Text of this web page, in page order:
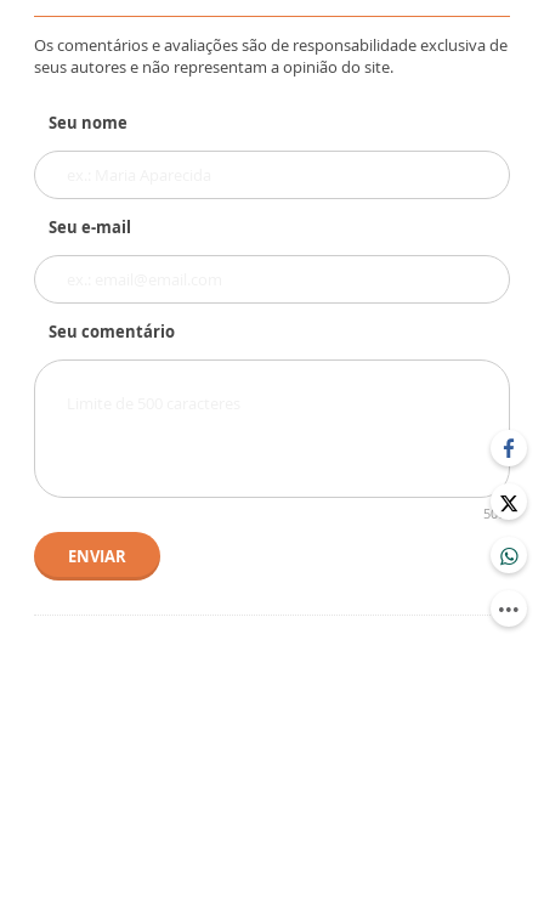
Os comentários e avaliações são de responsabilidade exclusiva de
seus autores e não representam a opinião do site.
Seu nome
Seu e-mail
Seu comentário
500
ENVIAR